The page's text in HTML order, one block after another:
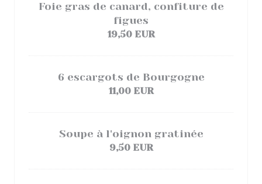
Foie gras de canard, confiture de
figues
19,50 EUR
6 escargots de Bourgogne
11,00 EUR
Soupe à l'oignon gratinée
9,50 EUR